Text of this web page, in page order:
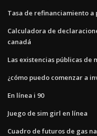
Tasa de refinanciamiento a
Calculadora de
canadá
Las existencias públicas de
¿cómo puedo comenzar a
En línea i 90
Juego de sim girl en línea
Cuadro de futuros de gas